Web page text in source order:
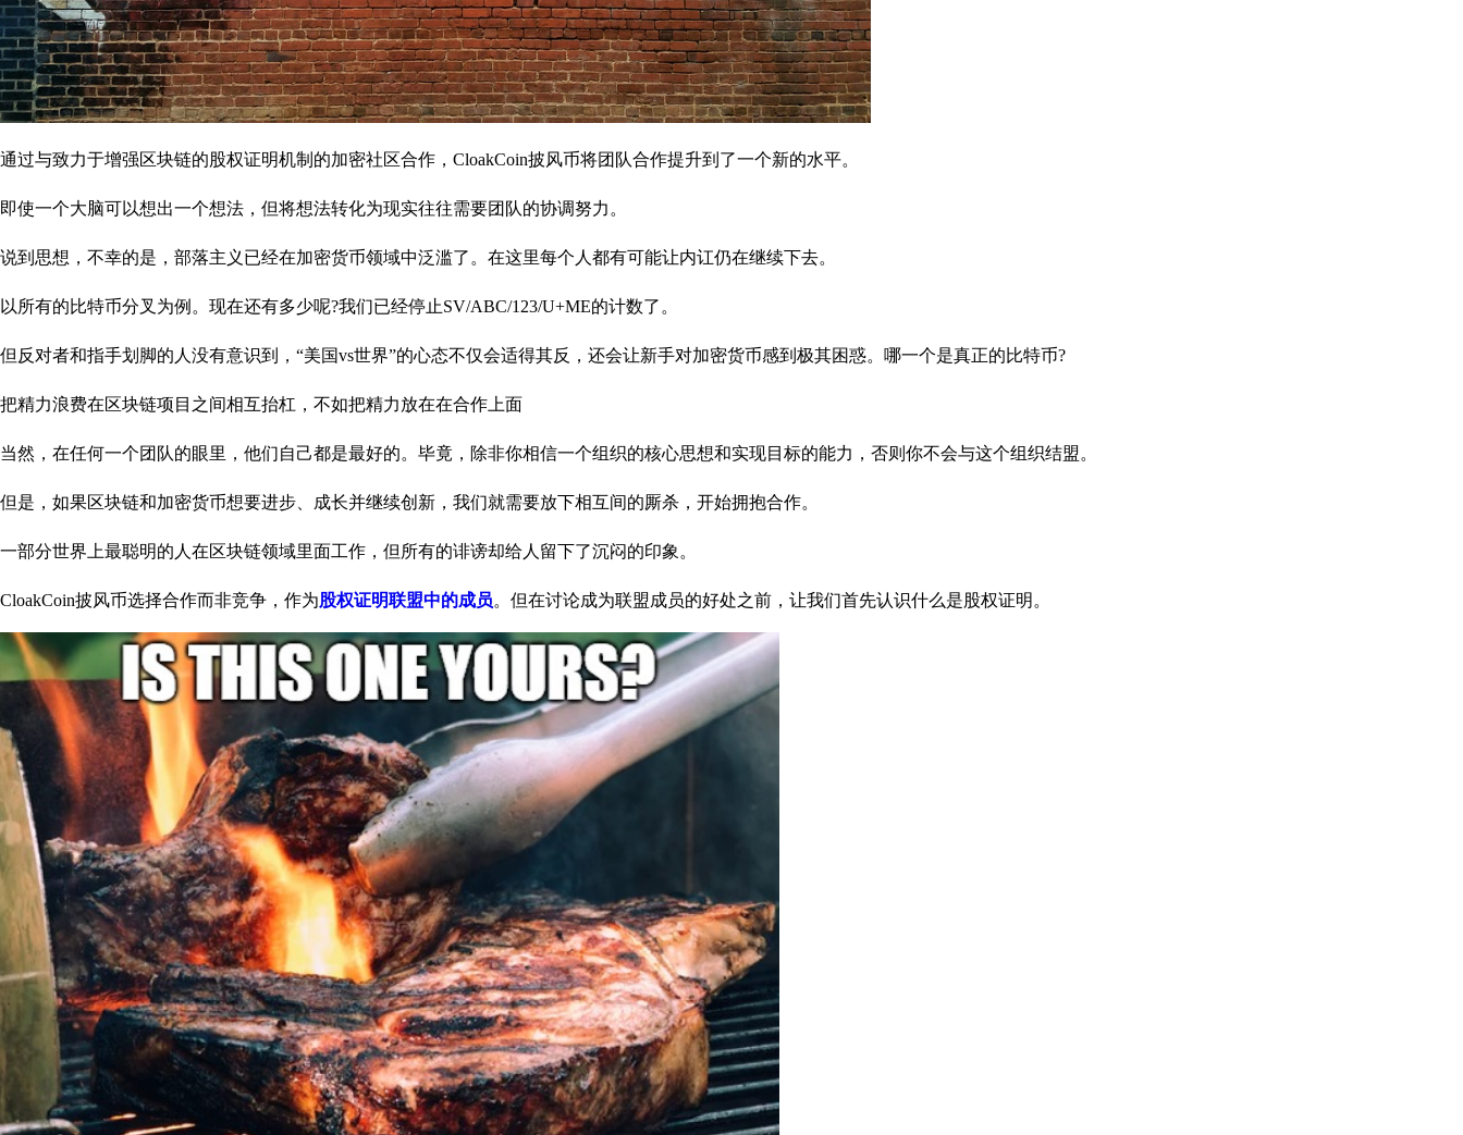
通过与致力于增强区块链的股权证明机制的加密社区合作，CloakCoin披风币将团队合作提升到了一个新的水平。
即使一个大脑可以想出一个想法，但将想法转化为现实往往需要团队的协调努力。
说到思想，不幸的是，部落主义已经在加密货币领域中泛滥了。在这里每个人都有可能让内讧仍在继续下去。
以所有的比特币分叉为例。现在还有多少呢?我们已经停止SV/ABC/123/U+ME的计数了。
但反对者和指手划脚的人没有意识到，“美国vs世界”的心态不仅会适得其反，还会让新手对加密货币感到极其困惑。哪一个是真正的比特币?
把精力浪费在区块链项目之间相互抬杠，不如把精力放在在合作上面
当然，在任何一个团队的眼里，他们自己都是最好的。毕竟，除非你相信一个组织的核心思想和实现目标的能力，否则你不会与这个组织结盟。
但是，如果区块链和加密货币想要进步、成长并继续创新，我们就需要放下相互间的厮杀，开始拥抱合作。
一部分世界上最聪明的人在区块链领域里面工作，但所有的诽谤却给人留下了沉闷的印象。
CloakCoin披风币选择合作而非竞争，作为股权证明联盟中的成员。但在讨论成为联盟成员的好处之前，让我们首先认识什么是股权证明。